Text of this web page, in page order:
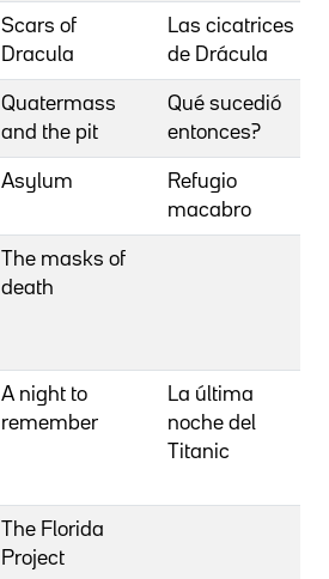
Scars of
Dracula
Las cicatrices
de Drácula
Quatermass
and the pit
Qué sucedió
entonces?
Asylum
Refugio
macabro
The masks of
death
A night to
remember
La última
noche del
Titanic
The Florida
Project